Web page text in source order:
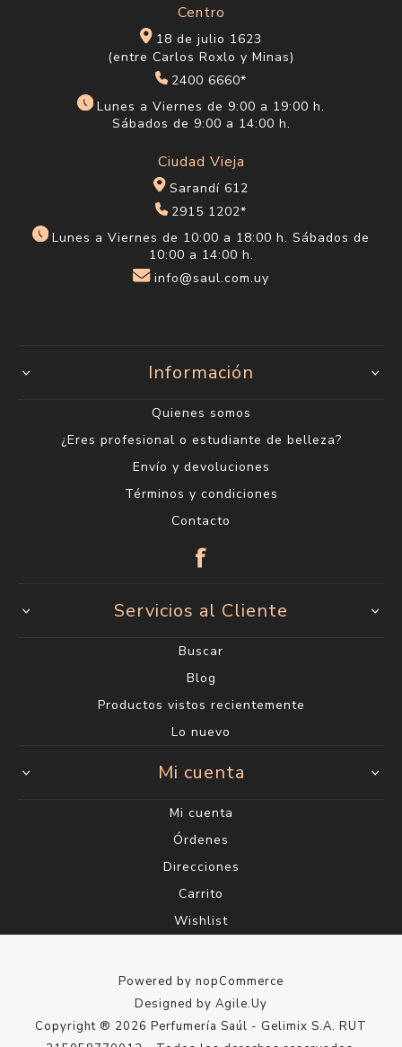
Centro
18 de julio 1623
(entre Carlos Roxlo y Minas)
2400 6660*
Lunes a Viernes de 9:00 a 19:00 h.
Sábados de 9:00 a 14:00 h.
Ciudad Vieja
Sarandí 612
2915 1202*
Lunes a Viernes de 10:00 a 18:00 h. Sábados de
10:00 a 14:00 h.
info@saul.com.uy
Información
Quienes somos
¿Eres profesional o estudiante de belleza?
Envío y devoluciones
Términos y condiciones
Contacto
Servicios al Cliente
Buscar
Blog
Productos vistos recientemente
Lo nuevo
Mi cuenta
Mi cuenta
Órdenes
Direcciones
Carrito
Wishlist
Powered by nopCommerce
Designed by Agile.Uy
Copyright ® 2026 Perfumería Saúl - Gelimix S.A. RUT